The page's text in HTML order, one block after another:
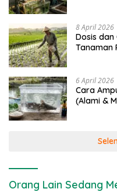
8 April 2026
Dosis dan
Tanaman
6 April 2026
Cara
(Alami &
Orang Lain Sedang